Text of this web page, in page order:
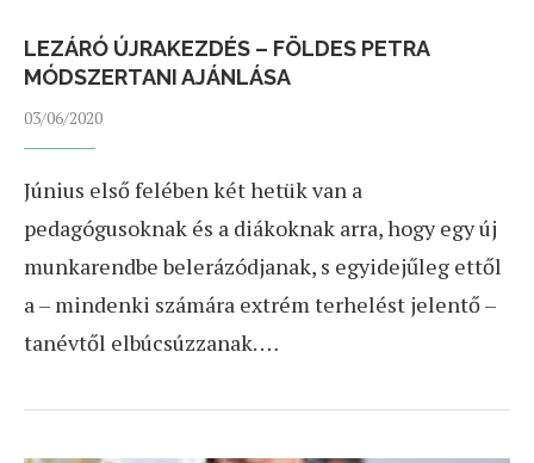
LEZÁRÓ ÚJRAKEZDÉS – FÖLDES PETRA
MÓDSZERTANI AJÁNLÁSA
03/06/2020
Június első felében két hetük van a
pedagógusoknak és a diákoknak arra, hogy egy új
munkarendbe belerázódjanak, s egyidejűleg ettől
a – mindenki számára extrém terhelést jelentő –
tanévtől elbúcsúzzanak. …